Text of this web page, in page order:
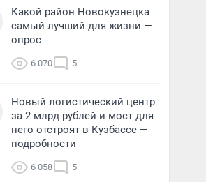
Какой район Новокузнецка
самый лучший для жизни —
опрос
6 070 5
Новый логистический центр
за 2 млрд рублей и мост для
него отстроят в Кузбассе —
подробности
6 058 5